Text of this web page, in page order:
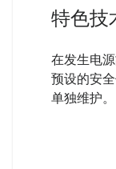
特色技
在发生电
预设的安
单独维护。